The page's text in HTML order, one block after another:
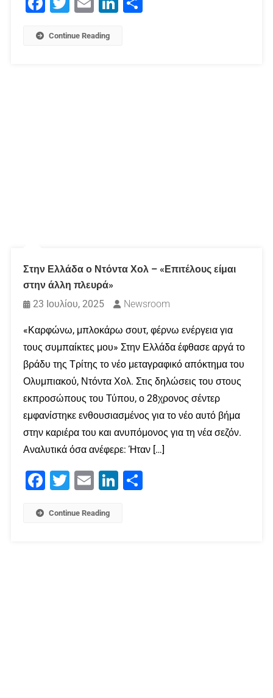
Facebook
Twitter Email LinkedIn
Continue Reading
Στην Ελλάδα ο Ντόντα Χολ – «Επιτέλους είμαι
στην άλλη πλευρά»
23 Ιουλίου, 2025
Newsroom
«Καρφώνω, μπλοκάρω σουτ, φέρνω ενέργεια για
τους συμπαίκτες μου» Στην Ελλάδα έφθασε αργά το
βράδυ της Τρίτης το νέο μεταγραφικό απόκτημα του
Ολυμπιακού, Ντόντα Χολ. Στις δηλώσεις του στους
εκπροσώπους του Τύπου, ο 28χρονος σέντερ
εμφανίστηκε ενθουσιασμένος για το νέο αυτό βήμα
στην καριέρα του και ανυπόμονος για τη νέα σεζόν.
Αναλυτικά όσα ανέφερε: Ήταν […]
Facebook
Twitter Email LinkedIn
Continue Reading